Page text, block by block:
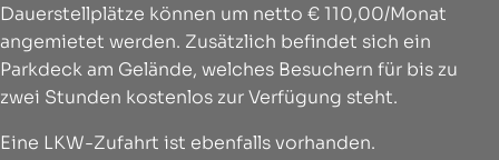
Dauerstellplätze können um netto € 110,00/Monat
angemietet werden. Zusätzlich befindet sich ein
Parkdeck am Gelände, welches Besuchern für bis zu
zwei Stunden kostenlos zur Verfügung steht.
Eine LKW-Zufahrt ist ebenfalls vorhanden.